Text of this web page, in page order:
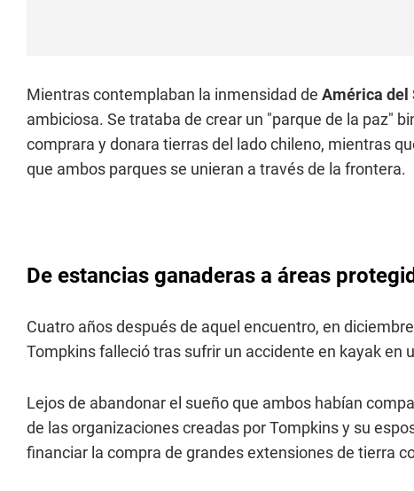
Mientras contemplaban la inmensidad de América del
ambiciosa. Se trataba de crear un "parque de la paz"
comprara y donara tierras del lado chileno, mientras
que ambos parques se unieran a través de la frontera.
De estancias ganaderas a áreas
Cuatro años después de aquel encuentro, en
Tompkins falleció tras sufrir un accidente en kayak en
Lejos de abandonar el sueño que ambos habían
de las organizaciones creadas por Tompkins y su
financiar la compra de grandes extensiones de tierra